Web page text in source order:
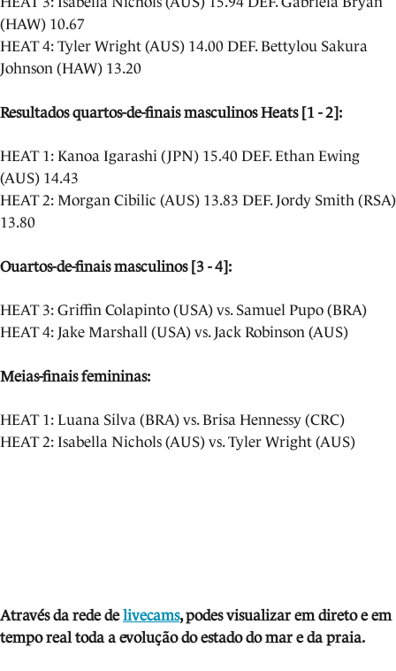
(HAW) 10.67
HEAT 4: Tyler Wright (AUS) 14.00 DEF. Bettylou Sakura
Johnson (HAW) 13.20
Resultados quartos-de-finais masculinos Heats [1 - 2]:
HEAT 1: Kanoa Igarashi (JPN) 15.40 DEF. Ethan Ewing
(AUS) 14.43
HEAT 2: Morgan Cibilic (AUS) 13.83 DEF. Jordy Smith (RSA)
13.80
Ouartos-de-finais masculinos [3 - 4]:
HEAT 3: Griffin Colapinto (USA) vs. Samuel Pupo (BRA)
HEAT 4: Jake Marshall (USA) vs. Jack Robinson (AUS)
Meias-finais femininas:
HEAT 1: Luana Silva (BRA) vs. Brisa Hennessy (CRC)
HEAT 2: Isabella Nichols (AUS) vs. Tyler Wright (AUS)
Através da rede delivecams, podes visualizar em direto e em
tempo real toda a evolução do estado do mar e da praia.